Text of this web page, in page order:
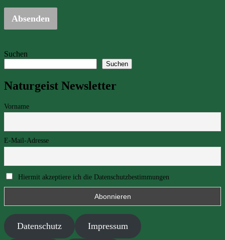
Absenden
Suchen
Suchen
Naturgeist Newsletter
Vorname
E-Mail-Adresse
Hiermit akzeptiere ich die Datenschutzbestimmungen
Datenschutz Impressum